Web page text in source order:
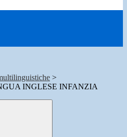
>
INGLESE INFANZIA